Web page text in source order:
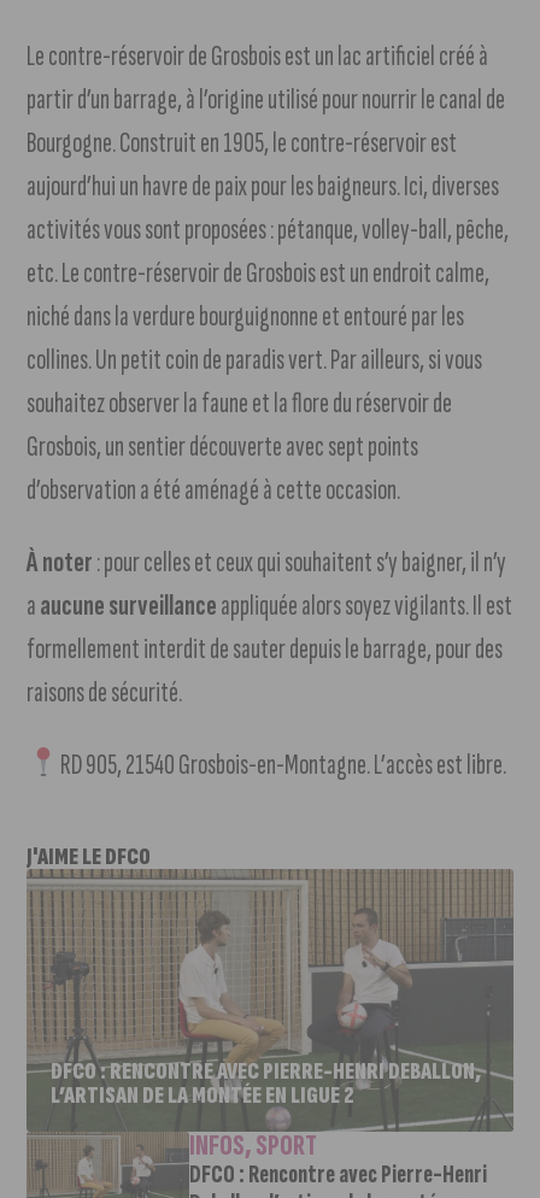
Le contre-réservoir de Grosbois est un lac artificiel créé à
partir d’un barrage, à l’origine utilisé pour nourrir le canal de
Bourgogne. Construit en 1905, le contre-réservoir est
aujourd’hui un havre de paix pour les baigneurs. Ici, diverses
activités vous sont proposées : pétanque, volley-ball, pêche,
etc. Le contre-réservoir de Grosbois est un endroit calme,
niché dans la verdure bourguignonne et entouré par les
collines. Un petit coin de paradis vert. Par ailleurs, si vous
souhaitez observer la faune et la flore du réservoir de
Grosbois, un sentier découverte avec sept points
d’observation a été aménagé à cette occasion.
À noter: pour celles et ceux qui souhaitent s’y baigner, il n’y
aaucune surveillanceappliquée alors soyez vigilants. Il est
formellement interdit de sauter depuis le barrage, pour des
raisons de sécurité.
RD 905, 21540 Grosbois-en-Montagne. L’accès est libre.
J'AIME LE DFCO
DFCO : RENCONTRE AVEC PIERRE-HENRI DEBALLON,
L’ARTISAN DE LA MONTÉE EN LIGUE 2
INFOS,SPORT
DFCO : Rencontre avec Pierre-Henri